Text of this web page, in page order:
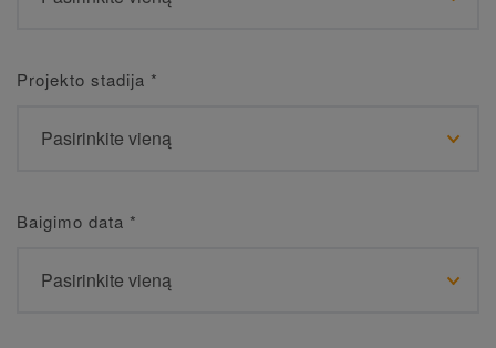
Projekto stadija *
Baigimo data *